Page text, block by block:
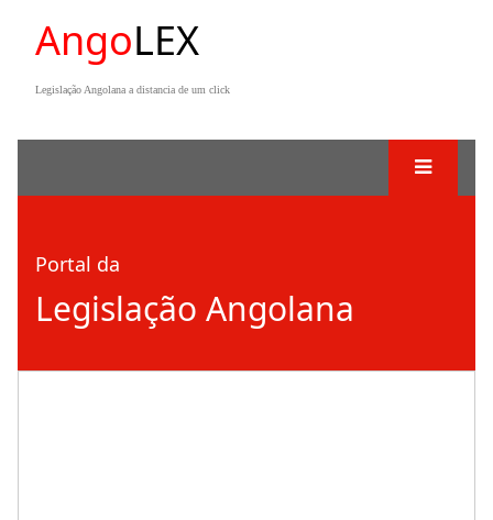
AngoLEX
Legislação Angolana a distancia de um click
Portal da
Legislação Angolana